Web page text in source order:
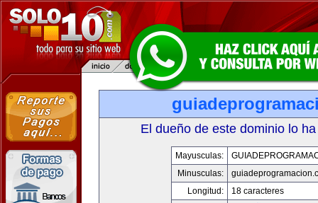
El dueño de este dominio lo
Mayusculas:
Minusculas:
Longitud:
18 caracteres